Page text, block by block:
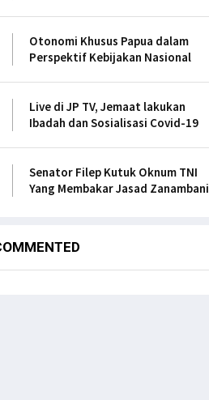
Otonomi Khusus Papua dalam
Perspektif Kebijakan Nasional
Live di JP TV, Jemaat lakukan
Ibadah dan Sosialisasi Covid-19
Senator Filep Kutuk Oknum TNI
Yang Membakar Jasad Zanambani